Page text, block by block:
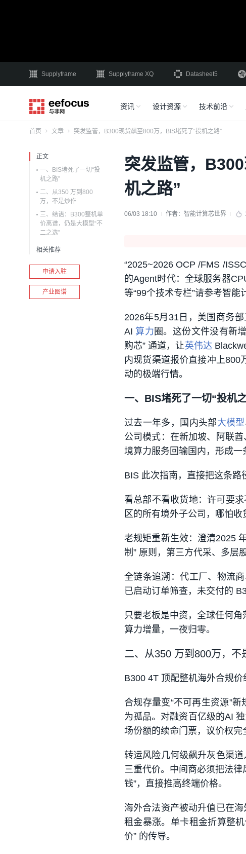
Supplyframe Supplyframe XQ Datasheet5
资讯 设计资源 技术前沿
首页 文章 突发监管，B300现货飙至800万，BIS堵死了“投机之路”
正文
一、BIS堵死了一切“投
机之路”
二、从350 万到800
万，不是炒作
三、结语：B300整机单
价离谱，仍是大模型“不
二之选”
相关推荐
申请入驻
产业图谱
突发监管，
机之路”
06/03 18:10 作者： 智能计算芯世界
“2025~2026 OCP /FMS /
的Agent时代：全球服务器
等“99个技术专栏”请参考智能
2026年5月31日，美国商务
AI算力 圈。这份文件没有新
购芯” 通道，让英伟达
内现货渠道报价直接冲上800
动的极端行情。
一、BIS堵死了一切“投机
过去一年多，国内头部大模型
公司模式：在新加坡、阿联
境算力服务回输国内，形成一
BIS 此次指南，直接把这条路
看总部不看收货地：许可要
区的所有境外子公司，哪怕收
老规矩重新生效：澄清2025
制” 原则，第三方代采、多层
全链条追溯 ：代工厂、物流
已启动订单筛查，未交付的
只要老板是中资，全球任何角
算力增量，一夜归零。
二、从350 万到800万，不
B300 4T 顶配整机海外合规价
合规存量变“不可再生资源”新
为孤品。对融资百亿级的AI
场份额的续命门票 ，议价权完
转运风险几何级飙升灰色渠
三重代价。中间商必须把法律
钱”，直接推高终端价格。
海外合法资产被动升值 已在
租金暴涨。单卡租金折算整
价” 的传导。